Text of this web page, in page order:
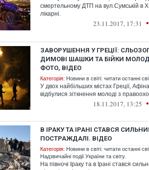
смертельному ДТП на вул.Сумській в
лікарні.
23.11.2017, 17:31 •
ЗАВОРУШЕННЯ У ГРЕЦІЇ:
ДИМОВІ ШАШКИ ТА БІЙКИ
ФОТО, ВІДЕО
Категорія: Новини в світі: читати останні
У двох найбільших містах Греції,
відбулися зіткнення молоді з
18.11.2017, 13:25 •
В ІРАКУ ТА ІРАНІ СТАВСЯ
ПОСТРАЖДАЛІ. ВІДЕО
Категорія: Новини в світі: читати останні
Надзвичайні події України та світу.
На півночі Іраку та в Ірані стався